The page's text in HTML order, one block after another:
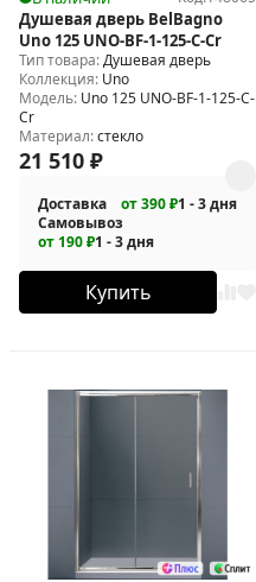
Душевая дверь BelBagno
Uno 125 UNO-BF-1-125-C-Cr
Тип товара:Душевая дверь
Коллекция: Uno
Модель: Uno 125 UNO-BF-1-125-C-
Cr
Материал:стекло
21 510 ₽
Доставка от 390 ₽1 - 3 дня
Самовывоз
от 190 ₽1 - 3 дня
Купить